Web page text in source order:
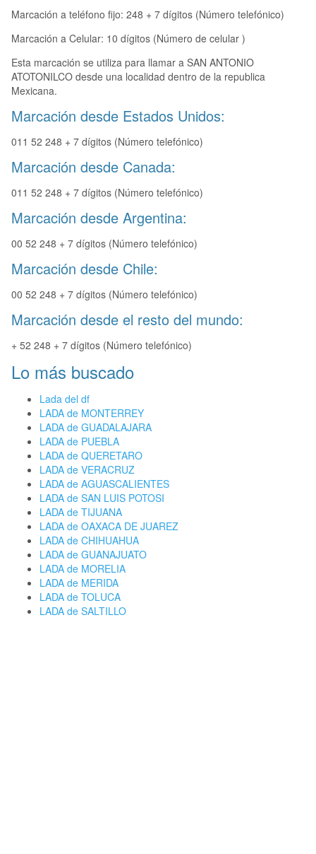
Marcación a teléfono fijo: 248 + 7 dígitos (Número telefónico)
Marcación a Celular: 10 dígitos (Número de celular )
Esta marcación se utiliza para llamar a SAN ANTONIO
ATOTONILCO desde una localidad dentro de la republica
Mexicana.
Marcación desde Estados Unidos:
011 52 248 + 7 dígitos (Número telefónico)
Marcación desde Canada:
011 52 248 + 7 dígitos (Número telefónico)
Marcación desde Argentina:
00 52 248 + 7 dígitos (Número telefónico)
Marcación desde Chile:
00 52 248 + 7 dígitos (Número telefónico)
Marcación desde el resto del mundo:
+ 52 248 + 7 dígitos (Número telefónico)
Lo más buscado
Lada del df
LADA de MONTERREY
LADA de GUADALAJARA
LADA de PUEBLA
LADA de QUERETARO
LADA de VERACRUZ
LADA de AGUASCALIENTES
LADA de SAN LUIS POTOSI
LADA de TIJUANA
LADA de OAXACA DE JUAREZ
LADA de CHIHUAHUA
LADA de GUANAJUATO
LADA de MORELIA
LADA de MERIDA
LADA de TOLUCA
LADA de SALTILLO